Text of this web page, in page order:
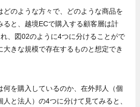
どのような方々で、どのような商品を
ると、越境ECで購入する顧客層は計
、図02のように4つに分けることがで
大きな規模で存在するものと想定でき
何を購入しているのか、在外邦人（個
人と法人）の4つに分けて見てみると、